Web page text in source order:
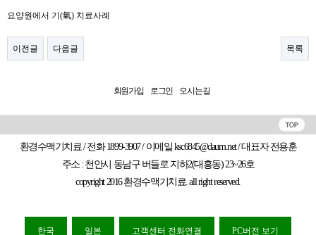
요양원에서 기(氣) 치료사례​
이전글 다음글 목록
회원가입 로그인 오시는길
환경수맥기치료 / 전화 1899-3907 / 이메일 ksc6845@daum.net / 대표자 전용훈
주소 : 천안시 동남구 버들로 지하2(대흥동) 23~26호
copyright 2016 환경수맥기치료. all right reserved.
한국 일본 고객센터 전화연결 PC버전 보기